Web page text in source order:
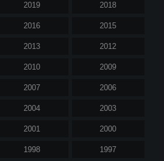
2019 2018
2016 2015
2013 2012
2010 2009
2007 2006
2004 2003
2001 2000
1998 1997